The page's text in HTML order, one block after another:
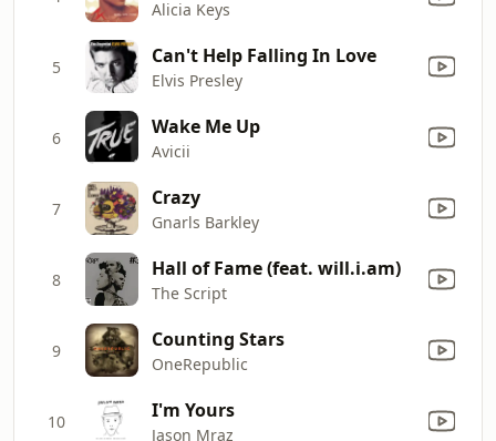
Alicia Keys
5 Can't Help Falling In Love
Elvis Presley
6 Wake Me Up
Avicii
7 Crazy
Gnarls Barkley
8 Hall of Fame (feat. will.i.am)
The Script
9 Counting Stars
OneRepublic
10 I'm Yours
Jason Mraz